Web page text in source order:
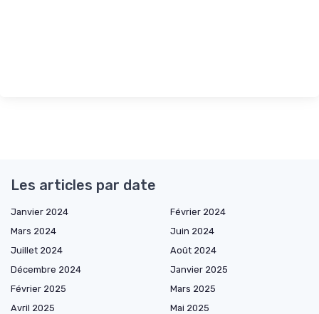
Les articles par date
Janvier 2024
Février 2024
Mars 2024
Juin 2024
Juillet 2024
Août 2024
Décembre 2024
Janvier 2025
Février 2025
Mars 2025
Avril 2025
Mai 2025